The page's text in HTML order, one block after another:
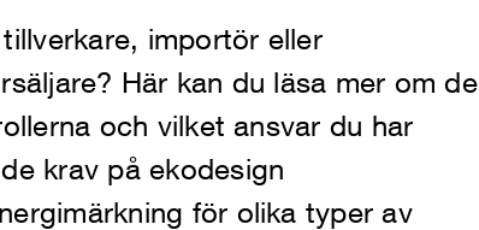
importör eller
Här kan du läsa mer om de
och vilket ansvar du har
krav på ekodesign
för olika typer av